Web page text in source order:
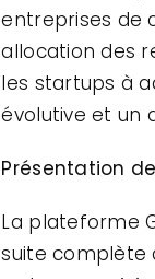
entreprises de
allocation des
les startups à
évolutive et un
Présentation
La plateforme
suite complète